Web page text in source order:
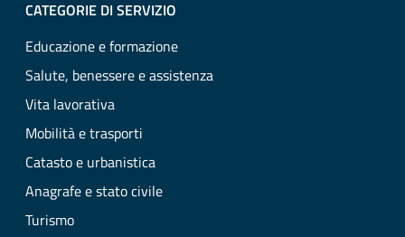
CATEGORIE DI SERVIZIO
Educazione e formazione
Salute, benessere e assistenza
Vita lavorativa
Mobilità e trasporti
Catasto e urbanistica
Anagrafe e stato civile
Turismo